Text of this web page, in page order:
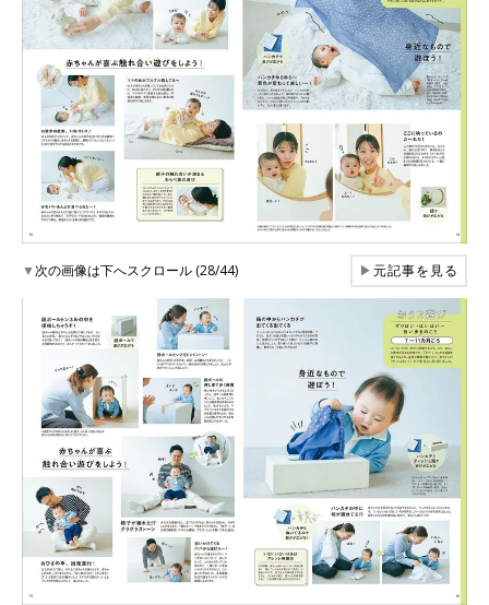
▼次の画像は下へスクロール (28/44) ▶元記事を見る